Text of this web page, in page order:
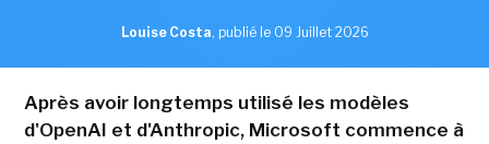
Louise Costa, publié le 09 Juillet 2026
Après avoir longtemps utilisé les modèles
d'OpenAI et d'Anthropic, Microsoft commence à